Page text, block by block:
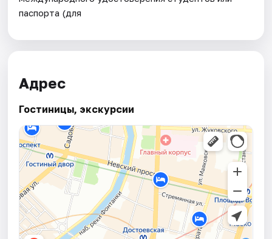
паспорта (для
Адрес
Гостиницы, экскурсии